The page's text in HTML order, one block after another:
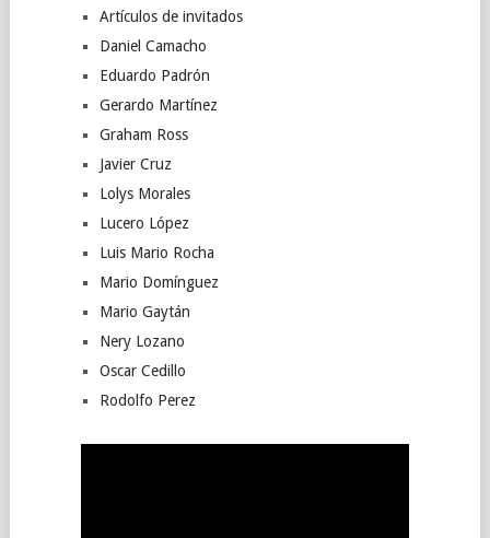
Artículos de invitados
Daniel Camacho
Eduardo Padrón
Gerardo Martínez
Graham Ross
Javier Cruz
Lolys Morales
Lucero López
Luis Mario Rocha
Mario Domínguez
Mario Gaytán
Nery Lozano
Oscar Cedillo
Rodolfo Perez